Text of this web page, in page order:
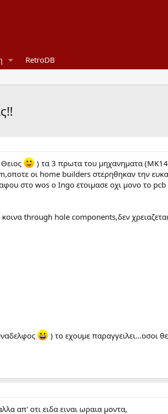
RetroDB
) τα 3 πρωτα του μηχανηματα
οι home builders στερηθηκαν την
στο wos ο Ιngo ετοιμασε οχι μονο το
through hole components,δεν
) το εχουμε παραγγειλει...οσοι
απ' οτι ειδα ειναι ωραια μοντα,